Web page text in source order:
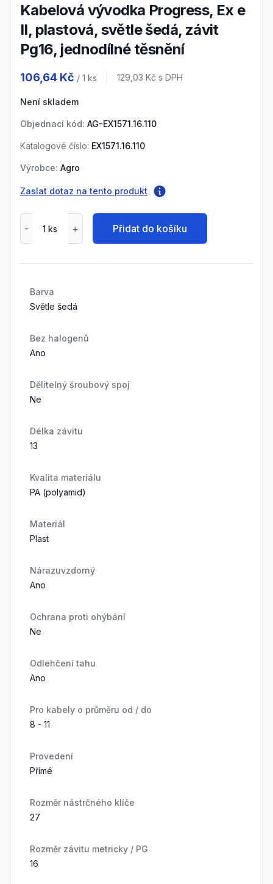
Kabelová vývodka Progress, Ex e
II, plastová, světle šedá, závit
Pg16, jednodílné těsnění
106,64 Kč / 1 ks Cena s DPH
129,03 Kč s DPH
Není skladem
Objednací kód: AG-EX1571.16.110
Katalogové číslo: EX1571.16.110
Výrobce: Agro
Zaslat dotaz na tento produkt
Přidat do košíku
Barva
Světle šedá
Bez halogenů
Ano
Dělitelný šroubový spoj
Ne
Délka závitu
13
Kvalita materiálu
PA (polyamid)
Materiál
Plast
Nárazuvzdorný
Ano
Ochrana proti ohýbání
Ne
Odlehčení tahu
Ano
Pro kabely o průměru od / do
8 - 11
Provedení
Přímé
Rozměr nástrčného klíče
27
Rozměr závitu metricky / PG
16